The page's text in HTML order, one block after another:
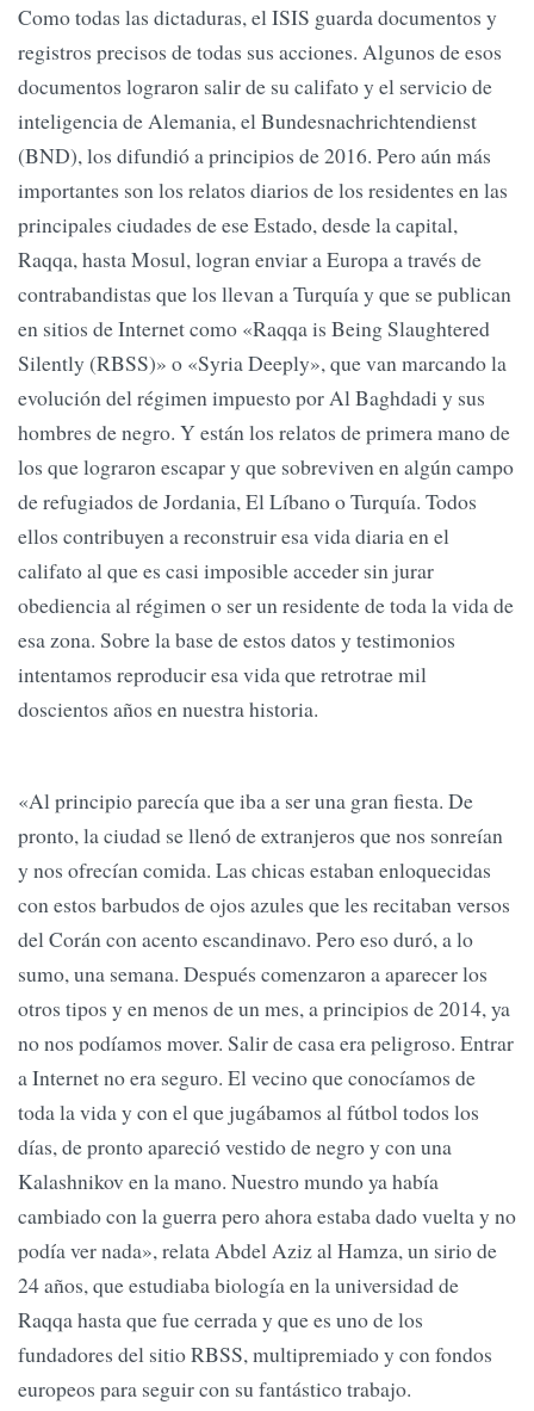
Como todas las dictaduras, el ISIS guarda documentos y
registros precisos de todas sus acciones. Algunos de esos
documentos lograron salir de su califato y el servicio de
inteligencia de Alemania, el Bundesnachrichtendienst
(BND), los difundió a principios de 2016. Pero aún más
importantes son los relatos diarios de los residentes en las
principales ciudades de ese Estado, desde la capital,
Raqqa, hasta Mosul, logran enviar a Europa a través de
contrabandistas que los llevan a Turquía y que se publican
en sitios de Internet como «Raqqa is Being Slaughtered
Silently (RBSS)» o «Syria Deeply», que van marcando la
evolución del régimen impuesto por Al Baghdadi y sus
hombres de negro. Y están los relatos de primera mano de
los que lograron escapar y que sobreviven en algún campo
de refugiados de Jordania, El Líbano o Turquía. Todos
ellos contribuyen a reconstruir esa vida diaria en el
califato al que es casi imposible acceder sin jurar
obediencia al régimen o ser un residente de toda la vida de
esa zona. Sobre la base de estos datos y testimonios
intentamos reproducir esa vida que retrotrae mil
doscientos años en nuestra historia.
«Al principio parecía que iba a ser una gran fiesta. De
pronto, la ciudad se llenó de extranjeros que nos sonreían
y nos ofrecían comida. Las chicas estaban enloquecidas
con estos barbudos de ojos azules que les recitaban versos
del Corán con acento escandinavo. Pero eso duró, a lo
sumo, una semana. Después comenzaron a aparecer los
otros tipos y en menos de un mes, a principios de 2014, ya
no nos podíamos mover. Salir de casa era peligroso. Entrar
a Internet no era seguro. El vecino que conocíamos de
toda la vida y con el que jugábamos al fútbol todos los
días, de pronto apareció vestido de negro y con una
Kalashnikov en la mano. Nuestro mundo ya había
cambiado con la guerra pero ahora estaba dado vuelta y no
podía ver nada», relata Abdel Aziz al Hamza, un sirio de
24 años, que estudiaba biología en la universidad de
Raqqa hasta que fue cerrada y que es uno de los
fundadores del sitio RBSS, multipremiado y con fondos
europeos para seguir con su fantástico trabajo.